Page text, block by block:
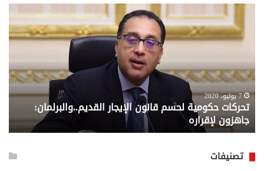
تحركات
حكومية
لحسم
قانون
القديم..والبرلمان:
جاهزون
لإقراره
7 يوليو، 2020
تحركات حكومية لحسم قانون الإيجار القديم..والبرلمان:
جاهزون لإقراره
..
من
تصنيفات